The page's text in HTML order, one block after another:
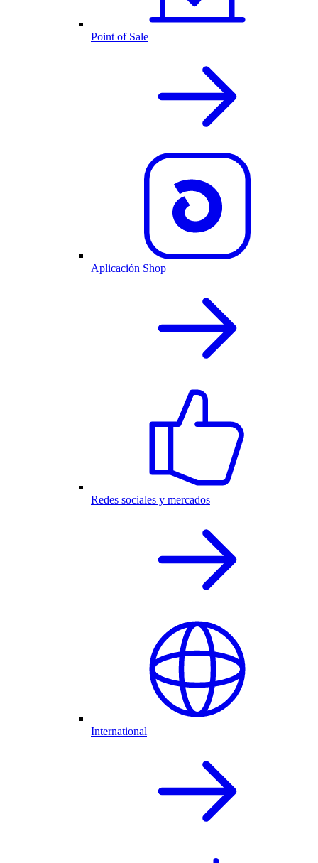
Point of Sale
Aplicación Shop
Redes sociales y mercados
International